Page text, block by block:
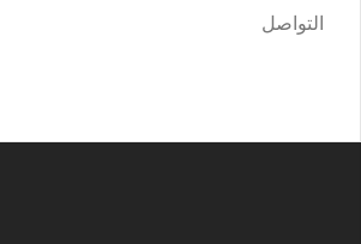
التواصل